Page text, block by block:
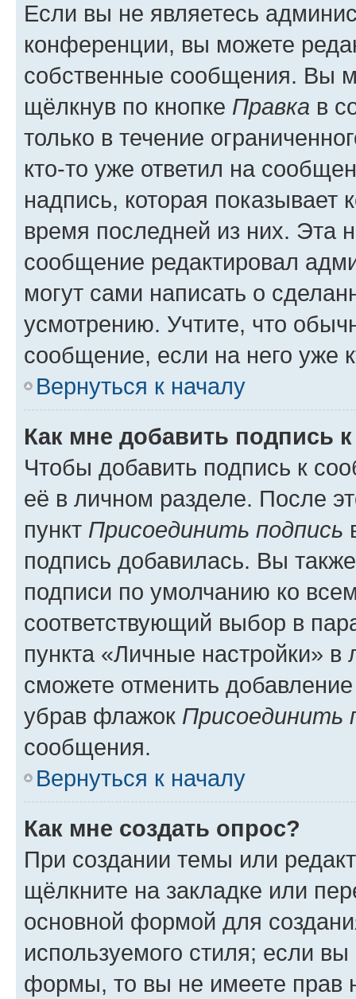
Если вы не являетесь
конференции, вы можете
собственные сообщения. Вы
щёлкнув по кнопке Правка в
только в течение
кто-то уже ответил на
надпись, которая показывает
время последней из них. Эта
сообщение редактировал
могут сами написать о
усмотрению. Учтите, что
сообщение, если на него уже
Вернуться к началу
Как мне добавить подпись
Чтобы добавить подпись к
её в личном разделе. После
пункт Присоединить подпись
подпись добавилась. Вы
подписи по умолчанию ко
соответствующий выбор в
пункта «Личные настройки»
сможете отменить
убрав флажок Присоединить
сообщения.
Вернуться к началу
Как мне создать опрос?
При создании темы или
щёлкните на закладке или
основной формой для
используемого стиля; если
формы, то вы не имеете прав